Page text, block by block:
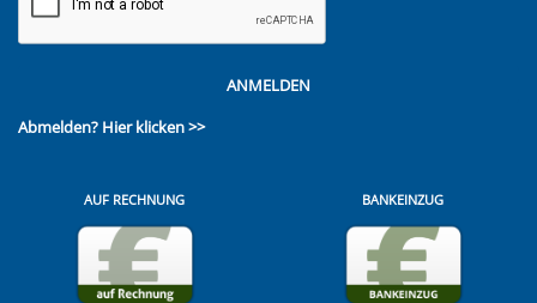
ANMELDEN
Abmelden? Hier klicken >>
AUF RECHNUNG BANKEINZUG